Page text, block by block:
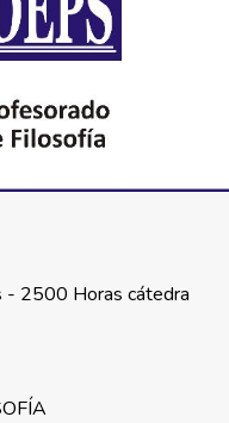
2500 Horas cátedra